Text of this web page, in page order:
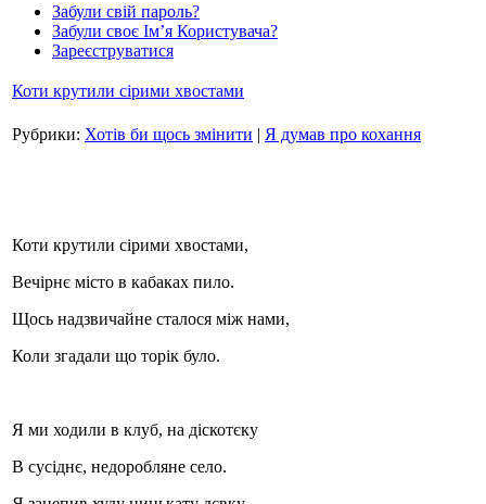
Забули свій пароль?
Забули своє Ім’я Користувача?
Зареєструватися
Коти крутили сірими хвостами
Рубрики: Хотів би щось змінити | Я думав про кохання
Коти крутили сірими хвостами,
Вечірнє місто в кабаках пило.
Щось надзвичайне сталося між нами,
Коли згадали що торік було.
Я ми ходили в клуб, на діскотєку
В сусіднє, недоробляне село.